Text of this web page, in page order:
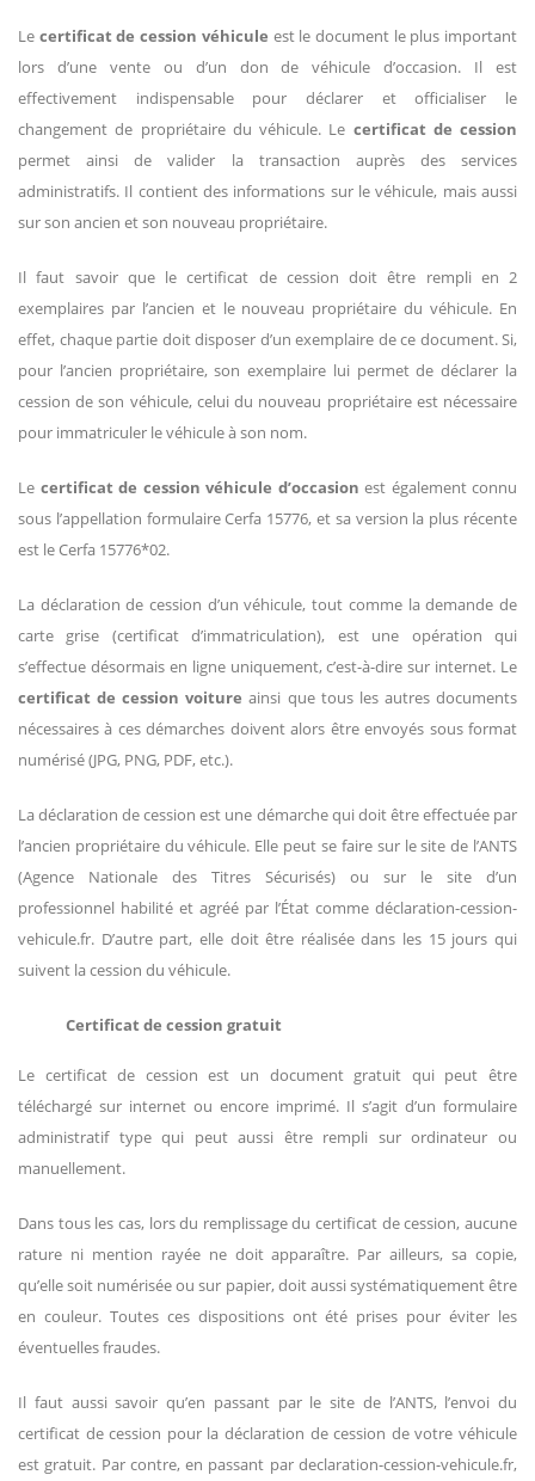
Le certificat de cession véhicule est le document le plus important
lors d’une vente ou d’un don de véhicule d’occasion. Il est
effectivement indispensable pour déclarer et officialiser le
changement de propriétaire du véhicule. Le certificat de cession
permet ainsi de valider la transaction auprès des services
administratifs. Il contient des informations sur le véhicule, mais aussi
sur son ancien et son nouveau propriétaire.
Il faut savoir que le certificat de cession doit être rempli en 2
exemplaires par l’ancien et le nouveau propriétaire du véhicule. En
effet, chaque partie doit disposer d’un exemplaire de ce document. Si,
pour l’ancien propriétaire, son exemplaire lui permet de déclarer la
cession de son véhicule, celui du nouveau propriétaire est nécessaire
pour immatriculer le véhicule à son nom.
Le certificat de cession véhicule d’occasion est également connu
sous l’appellation formulaire Cerfa 15776, et sa version la plus récente
est le Cerfa 15776*02.
La déclaration de cession d’un véhicule, tout comme la demande de
carte grise (certificat d’immatriculation), est une opération qui
s’effectue désormais en ligne uniquement, c’est-à-dire sur internet. Le
certificat de cession voiture ainsi que tous les autres documents
nécessaires à ces démarches doivent alors être envoyés sous format
numérisé (JPG, PNG, PDF, etc.).
La déclaration de cession est une démarche qui doit être effectuée par
l’ancien propriétaire du véhicule. Elle peut se faire sur le site de l’ANTS
(Agence Nationale des Titres Sécurisés) ou sur le site d’un
professionnel habilité et agréé par l’État comme déclaration-cession-
vehicule.fr. D’autre part, elle doit être réalisée dans les 15 jours qui
suivent la cession du véhicule.
Certificat de cession gratuit
Le certificat de cession est un document gratuit qui peut être
téléchargé sur internet ou encore imprimé. Il s’agit d’un formulaire
administratif type qui peut aussi être rempli sur ordinateur ou
manuellement.
Dans tous les cas, lors du remplissage du certificat de cession, aucune
rature ni mention rayée ne doit apparaître. Par ailleurs, sa copie,
qu’elle soit numérisée ou sur papier, doit aussi systématiquement être
en couleur. Toutes ces dispositions ont été prises pour éviter les
éventuelles fraudes.
Il faut aussi savoir qu’en passant par le site de l’ANTS, l’envoi du
certificat de cession pour la déclaration de cession de votre véhicule
est gratuit. Par contre, en passant par declaration-cession-vehicule.fr,